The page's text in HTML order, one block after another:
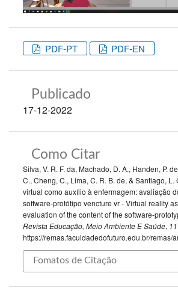
PDF-PT PDF-EN
Publicado
17-12-2022
Como Citar
Silva, V. R. F. da, Machado, D. A., Handen, P.
C., Cheng, C., Lima, C. R. B. de, & Santiago,
virtual como auxílio à enfermagem: avaliação
software-protótipo vencture vr - Virtual reality
evaluation of the content of the software-
Revista Educação, Meio Ambiente E Saúde, 11
https://remas.faculdadedofuturo.edu.br/remas/
Fomatos de Citação